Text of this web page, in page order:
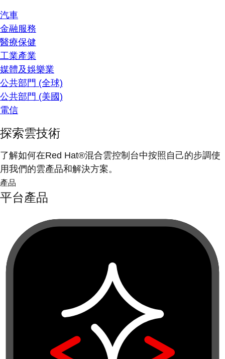
汽車
金融服務
醫療保健
工業產業
媒體及娛樂業
公共部門 (全球)
公共部門 (美國)
電信
探索雲技術
了解如何在Red Hat®混合雲控制台中按照自己的步調使
用我們的雲產品和解決方案。
產品
平台產品